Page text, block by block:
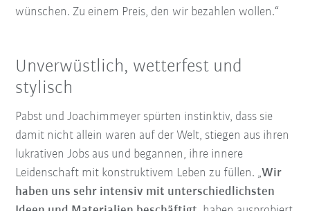
wünschen. Zu einem Preis, den wir bezahlen wollen.“
Unverwüstlich, wetterfest und
stylisch
Pabst und Joachimmeyer spürten instinktiv, dass sie
damit nicht allein waren auf der Welt, stiegen aus ihren
lukrativen Jobs aus und begannen, ihre innere
Leidenschaft mit konstruktivem Leben zu füllen. „Wir
haben uns sehr intensiv mit unterschiedlichsten